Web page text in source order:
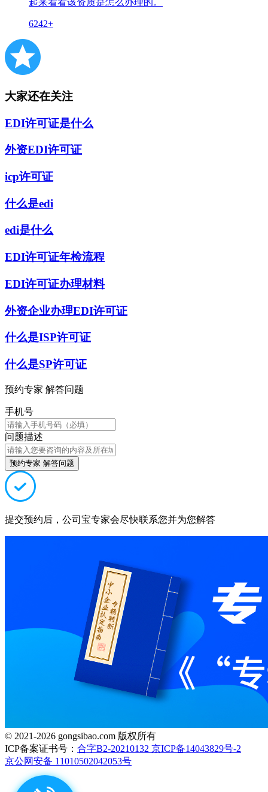
起来看看该资质是怎么办理的。
6242+
大家还在关注
EDI许可证是什么
外资EDI许可证
icp许可证
什么是edi
edi是什么
EDI许可证年检流程
EDI许可证办理材料
外资企业办理EDI许可证
什么是ISP许可证
什么是SP许可证
预约专家 解答问题
手机号
问题描述
预约专家 解答问题
提交预约后，公司宝专家会尽快联系您并为您解答
© 2021-2026 gongsibao.com 版权所有
ICP备案证书号： 合字B2-20210132 京ICP备14043829号-2
京公网安备 11010502042053号